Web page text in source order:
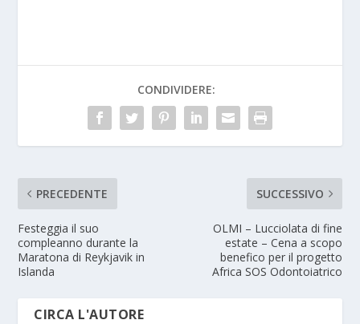
CONDIVIDERE:
PRECEDENTE
Festeggia il suo
compleanno durante la
Maratona di Reykjavik in
Islanda
SUCCESSIVO
OLMI – Lucciolata di fine
estate – Cena a scopo
benefico per il progetto
Africa SOS Odontoiatrico
CIRCA L'AUTORE